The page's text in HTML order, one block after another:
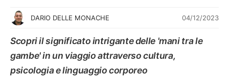
DARIO DELLE MONACHE 04/12/2023
Scopri il significato intrigante delle 'mani tra le
gambe' in un viaggio attraverso cultura,
psicologia e linguaggio corporeo